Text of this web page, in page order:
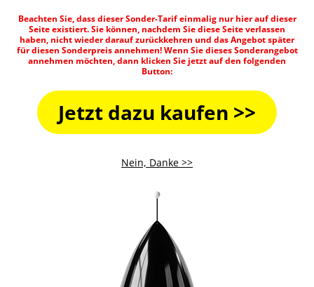
Beachten Sie, dass dieser Sonder-Tarif einmalig nur hier auf dieser
Seite existiert. Sie können, nachdem Sie diese Seite verlassen
haben, nicht wieder darauf zurückkehren und das Angebot später
für diesen Sonderpreis annehmen! Wenn Sie dieses Sonderangebot
annehmen möchten, dann klicken Sie jetzt auf den folgenden
Button:
Jetzt dazu kaufen >>
Nein, Danke >>